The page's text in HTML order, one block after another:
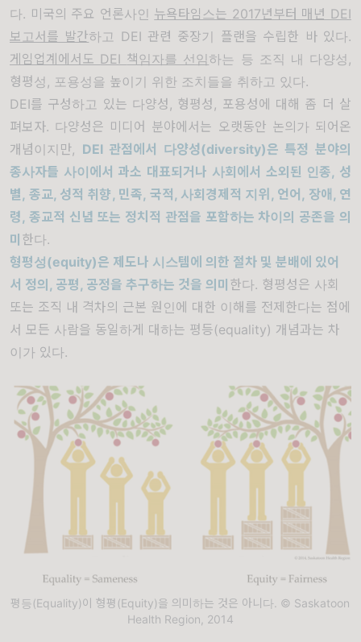
다. 미국의 주요 언론사인 뉴욕타임스는 2017년부터 매년 DEI
보고서를 발간하고 DEI 관련 중장기 플랜을 수립한 바 있다.
게임업계에서도 DEI 책임자를 선임하는 등 조직 내 다양성,
형평성, 포용성을 높이기 위한 조치들을 취하고 있다.
DEI를 구성하고 있는 다양성, 형평성, 포용성에 대해 좀 더 살
펴보자. 다양성은 미디어 분야에서는 오랫동안 논의가 되어온
개념이지만, DEI 관점에서 다양성(diversity)은 특정 분야의
종사자들 사이에서 과소 대표되거나 사회에서 소외된 인종, 성
별 , 종교, 성적 취향 , 민족, 국적 , 사회경제적 지위 , 언어 , 장애 , 연
령 , 종교적 신념 또는 정치적 관점을 포함하는 차이의 공존을 의
미 한다.
형평성(equity)은 제도나 시스템에 의한 절차 및 분배에 있어
서 정의 , 공평 , 공정을 추구하는 것을 의미 한다. 형평성은 사회
또는 조직 내 격차의 근본 원인에 대한 이해를 전제한다는 점에
서 모든 사람을 동일하게 대하는 평등(equality) 개념과는 차
이가 있다.
평등(Equality)이 형평(Equity)을 의미하는 것은 아니다. © Saskatoon
Health Region, 2014